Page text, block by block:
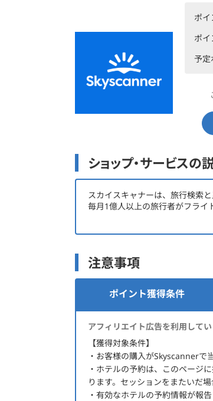
ポ
ポイ
予定
ショップ・サービスの
スカイスキャナーは、旅行検索
毎月1億人以上の旅行者がフライ
注意事項
ポイント獲得条件
ポイント獲得条件
アフィリエイト広告を利用して
【獲得対象条件】
・お客様の購入がSkyscannerで
・ホテルの予約は、このページ
ります。セッションをまたいだ
・有効なホテルの予約情報が報